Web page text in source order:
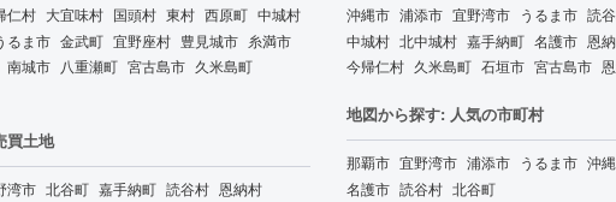
仁村 大宜味村 国頭村 東村 西原町 中城村
るま市 金武町 宜野座村 豊見城市 糸満市
南城市 八重瀬町 宮古島市 久米島町
買土地
湾市 北谷町 嘉手納町 読谷村 恩納村
沖縄市 浦添市 宜野湾市 うるま市 読
中城村 北中城村 嘉手納町 名護市 恩
今帰仁村 久米島町 石垣市 宮古島市
地図から探す: 人気の市町村
那覇市 宜野湾市 浦添市 うるま市 沖
名護市 読谷村 北谷町